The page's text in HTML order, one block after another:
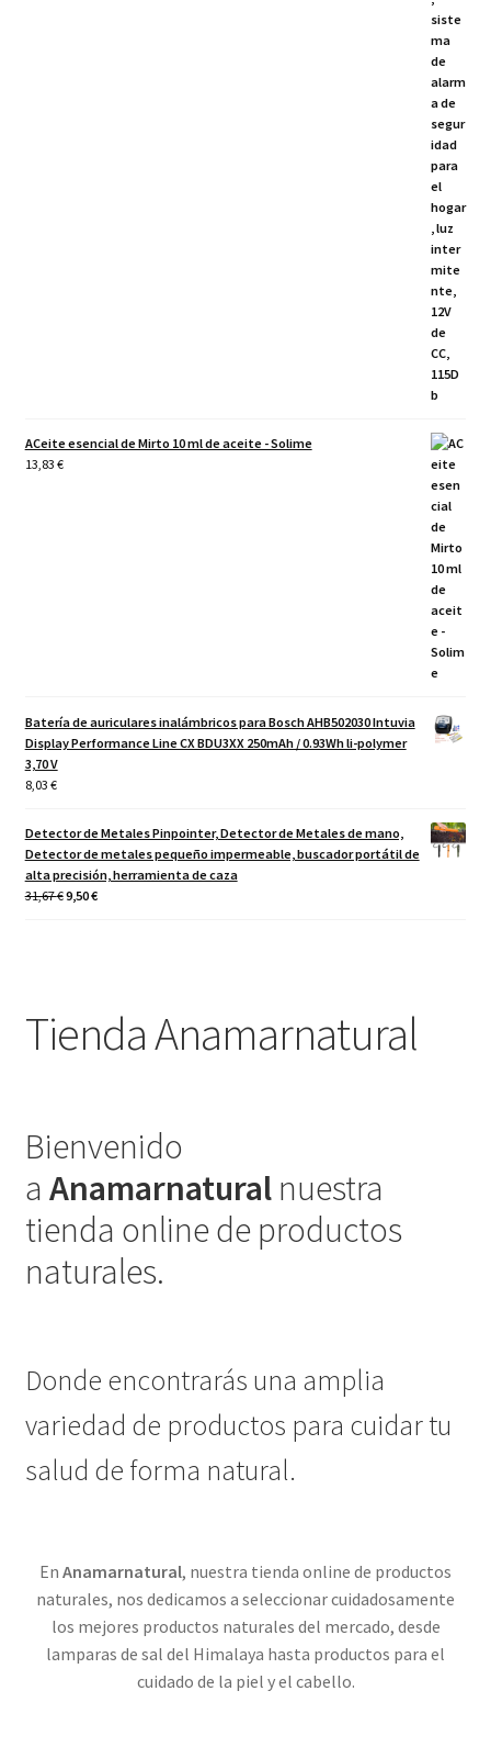
ACeite esencial de Mirto 10 ml de aceite - Solime
13,83 €
Batería de auriculares inalámbricos para Bosch AHB502030 Intuvia
Display Performance Line CX BDU3XX 250mAh / 0.93Wh li-polymer
3,70 V
8,03 €
Detector de Metales Pinpointer, Detector de Metales de mano,
Detector de metales pequeño impermeable, buscador portátil de
alta precisión, herramienta de caza
31,67€El
9,50€El
Tienda Anamarnatural
Bienvenido
a Anamarnaturalnuestra
tienda online de productos
naturales.
Donde encontrarás una amplia
variedad de productos para cuidar tu
salud de forma natural.
En Anamarnatural, nuestra tienda online de productos
naturales, nos dedicamos a seleccionar cuidadosamente
los mejores productos naturales del mercado, desde
lamparas de sal del Himalaya hasta productos para el
cuidado de la piel y el cabello.